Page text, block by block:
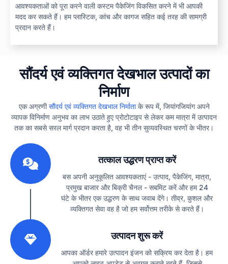
आवश्यकताओं को पूरा करने वाली कस्टम पैकेजिंग विकसित करने में भी आपकी
मदद कर सकते हैं। हम प्लास्टिक, कांच और कागज सहित कई तरह की सामग्री
प्रदान करते हैं।
सौंदर्य एवं व्यक्तिगत देखभाल उत्पादों का
निर्माण
एक अग्रणीसौंदर्य एवं व्यक्तिगत देखभाल निर्माताके रूप में, जियांगजियांग अपने
व्यापक विनिर्माण अनुभव का लाभ उठाते हुए प्रोटोटाइप से लेकर कम मात्रा में उत्पादन
तक का सबसे सरल मार्ग प्रदान करता है, वह भी तीन सुव्यवस्थित चरणों के भीतर।
तत्काल उद्धरण प्राप्त करें
बस अपनी अनुकूलित आवश्यकताएं - उत्पाद, पैकेजिंग, मात्रा,
प्रमुख बाजार और बिक्री चैनल - सबमिट करें और हम 24
घंटे के भीतर एक उद्धरण के साथ जवाब देंगे। तीव्र, कुशल और
व्यक्तिगत सेवा वह है जो हम सर्वोत्तम तरीके से करते हैं।
उत्पादन शुरू करें
आपका ऑर्डर हमारे उत्पादन इंजन को सक्रिय कर देता है। हम